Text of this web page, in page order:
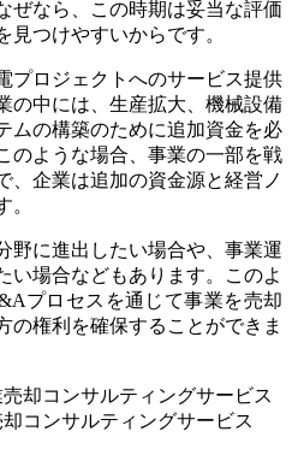
ぜなら、この時期は妥当な評価
つけやすいからです。
プロジェクトへのサービス提供
の中には、生産拡大、機械設備
ムの構築のために追加資金を必
のような場合、事業の一部を戦
、企業は追加の資金源と経営ノ
。
野に進出したい場合や、事業運
い場合などもあります。このよ
プロセスを通じて事業を売却
の権利を確保することができま
コンサルティングサービス